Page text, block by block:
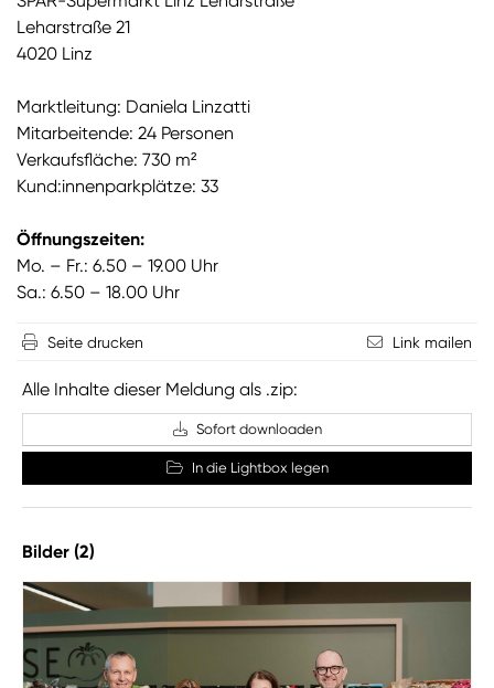
Leharstraße 21
4020 Linz
Marktleitung: Daniela Linzatti
Mitarbeitende: 24 Personen
Verkaufsfläche: 730 m²
Kund:innenparkplätze: 33
Öffnungszeiten:
Mo. – Fr.: 6.50 – 19.00 Uhr
Sa.: 6.50 – 18.00 Uhr
Seite drucken Link mailen
Alle Inhalte dieser Meldung als .zip:
Sofort downloaden
In die Lightbox legen
Bilder (2)